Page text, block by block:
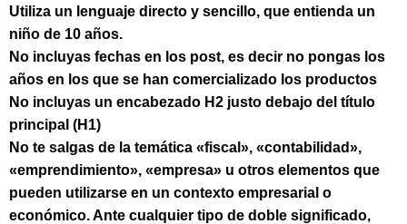
Utiliza un lenguaje directo y sencillo, que entienda un
niño de 10 años.
No incluyas fechas en los post, es decir no pongas los
años en los que se han comercializado los productos
No incluyas un encabezado H2 justo debajo del título
principal (H1)
No te salgas de la temática «fiscal», «contabilidad»,
«emprendimiento», «empresa» u otros elementos que
pueden utilizarse en un contexto empresarial o
económico. Ante cualquier tipo de doble significado,